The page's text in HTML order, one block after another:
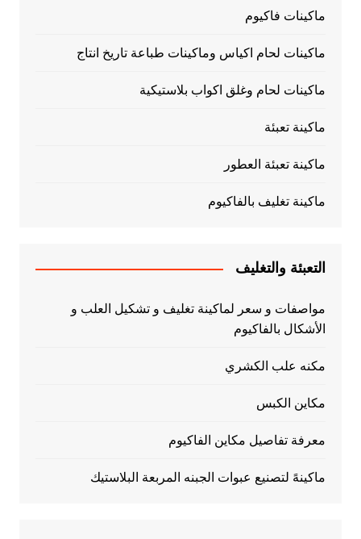
ماكينات فاكيوم
ماكينات لحام اكياس وماكينات طباعة تاريخ انتاج
ماكينات لحام وغلق اكواب بلاستيكية
ماكينة تعبئة
ماكينة تعبئة العطور
ماكينة تغليف بالفاكيوم
التعبئة والتغليف
مواصفات و سعر لماكينة تغليف و تشكيل العلب و
الأشكال بالفاكيوم
مكنه علب الكشري
مكاين الكبس
معرفة تفاصيل مكاين الفاكيوم
ماكينهً لتصنيع عبوات الجبنه المربعة البلاستيك